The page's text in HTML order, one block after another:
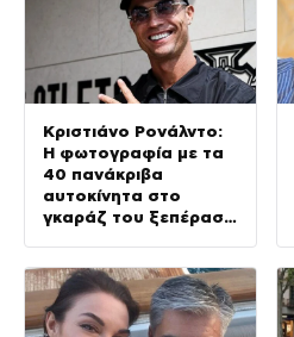
Κριστιάνο Ρονάλντο:
Η φωτογραφία με τα
40 πανάκριβα
αυτοκίνητα στο
γκαράζ του ξεπέρασε